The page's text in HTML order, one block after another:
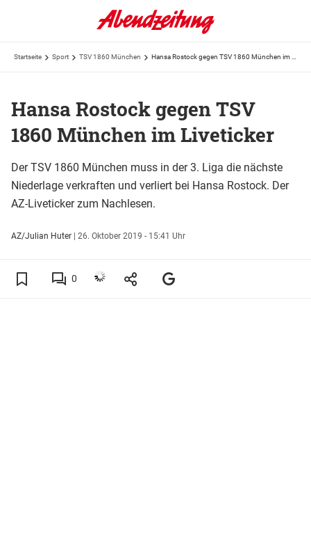
Startseite Sport TSV 1860 München
Hansa Rostock gegen TSV
1860 München im Liveticker
Der TSV 1860 München muss in der 3. Liga die nächste
Niederlage verkraften und verliert bei Hansa Rostock. Der
AZ-Liveticker zum Nachlesen.
AZ/Julian Huter | 26. Oktober 2019 - 15:41 Uhr
0